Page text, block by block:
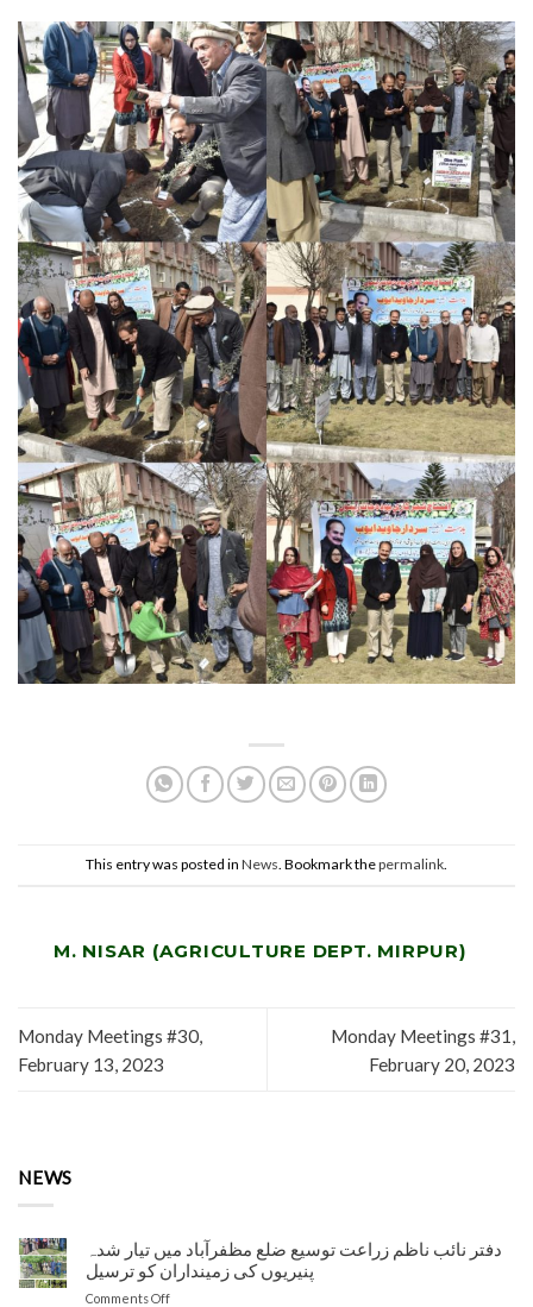
This entry was posted in News. Bookmark thepermalink.
M. NISAR (AGRICULTURE DEPT. MIRPUR)
Monday Meetings #30,
February 13, 2023
Monday Meetings #31,
February 20, 2023
NEWS
دفتر نائب ناظم زراعت توسیع ضلع مظفرآباد میں تیار شدہ
پنیریوں کی زمینداران کو ترسیل
Comments Offon